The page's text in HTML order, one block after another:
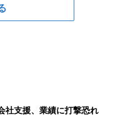
支援、業績に打撃恐れ